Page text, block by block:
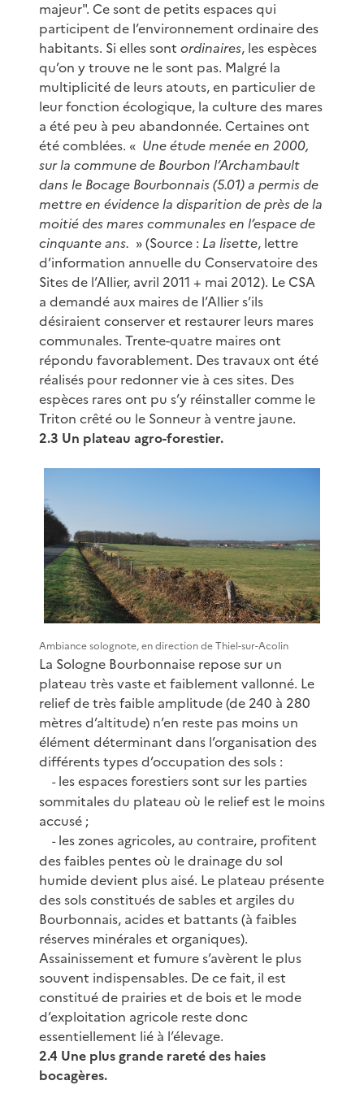
majeur". Ce sont de petits espaces qui
participent de l’environnement ordinaire des
habitants. Si elles sont ordinaires, les espèces
qu’on y trouve ne le sont pas. Malgré la
multiplicité de leurs atouts, en particulier de
leur fonction écologique, la culture des mares
a été peu à peu abandonnée. Certaines ont
été comblées. « Une étude menée en 2000,
sur la commune de Bourbon l’Archambault
dans le Bocage Bourbonnais (5.01) a permis de
mettre en évidence la disparition de près de la
moitié des mares communales en l’espace de
cinquante ans. » (Source : La lisette, lettre
d’information annuelle du Conservatoire des
Sites de l’Allier, avril 2011 + mai 2012). Le CSA
a demandé aux maires de l’Allier s’ils
désiraient conserver et restaurer leurs mares
communales. Trente-quatre maires ont
répondu favorablement. Des travaux ont été
réalisés pour redonner vie à ces sites. Des
espèces rares ont pu s’y réinstaller comme le
Triton crêté ou le Sonneur à ventre jaune.
2.3 Un plateau agro-forestier.
Ambiance solognote, en direction de Thiel-sur-Acolin
La Sologne Bourbonnaise repose sur un
plateau très vaste et faiblement vallonné. Le
relief de très faible amplitude (de 240 à 280
mètres d’altitude) n’en reste pas moins un
élément déterminant dans l’organisation des
différents types d’occupation des sols :
-les espaces forestiers sont sur les parties
sommitales du plateau où le relief est le moins
accusé ;
-les zones agricoles, au contraire, profitent
des faibles pentes où le drainage du sol
humide devient plus aisé. Le plateau présente
des sols constitués de sables et argiles du
Bourbonnais, acides et battants (à faibles
réserves minérales et organiques).
Assainissement et fumure s’avèrent le plus
souvent indispensables. De ce fait, il est
constitué de prairies et de bois et le mode
d’exploitation agricole reste donc
essentiellement lié à l’élevage.
2.4 Une plus grande rareté des haies
bocagères.